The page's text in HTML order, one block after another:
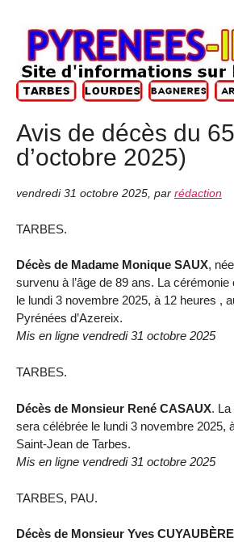
Avis de décès du
d’octobre 2025)
vendredi 31 octobre 2025 par rédaction
TARBES.
Décès de Madame Monique SAUX,
survenu à l’âge de 89 ans. La
le lundi 3 novembre 2025, à 12 heures ,
Pyrénées d’Azereix.
Mis en ligne vendredi 31 octobre 2025
TARBES.
Décès de Monsieur René CASAUX.
sera célébrée le lundi 3 novembre 2025,
Saint-Jean de Tarbes.
Mis en ligne vendredi 31 octobre 2025
TARBES, PAU.
Décès de Monsieur Yves CUYAUBÈRE